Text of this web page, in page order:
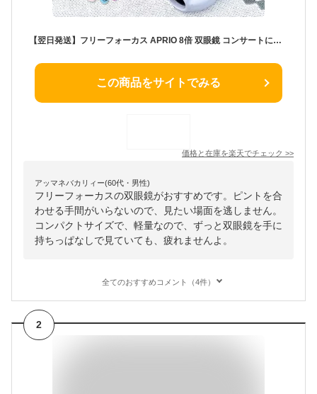
【翌日発送】フリーフォーカス APRIO 8倍 双眼鏡 コンサートに最適 ロングストラップ付 コンパクト ドーム コンサート 観劇 オペラグラス フーリーフォーカス オートフォーカス おすすめ 人気 明るい ライブ スポーツ観戦 用 バードウォッチング
この商品をサイトでみる
価格と在庫を楽天でチェック >>
アッマネバカリィー(60代・男性)
フリーフォーカスの双眼鏡がおすすめです。ピントを合
わせる手間がいらないので、見たい場面を逃しません。
コンパクトサイズで、軽量なので、ずっと双眼鏡を手に
持ちっぱなしで見ていても、疲れませんよ。
全てのおすすめコメント（4件）
2